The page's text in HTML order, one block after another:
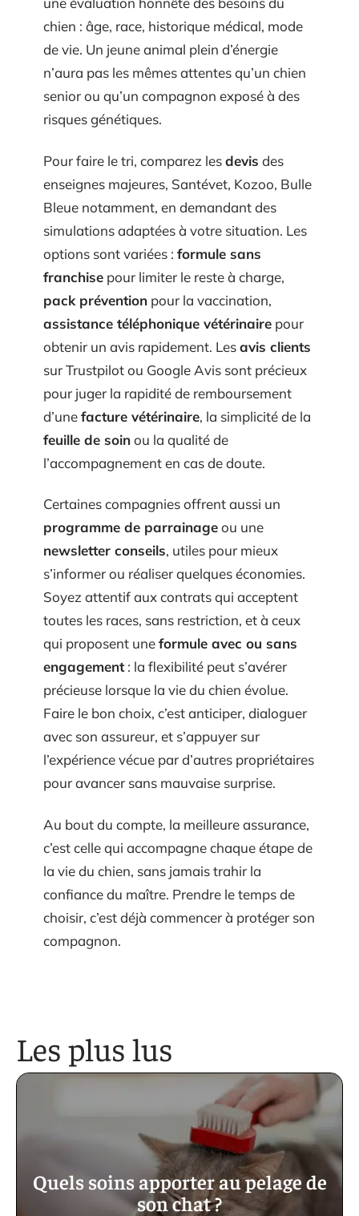
chien : âge, race, historique médical, mode
de vie. Un jeune animal plein d’énergie
n’aura pas les mêmes attentes qu’un chien
senior ou qu’un compagnon exposé à des
risques génétiques.
Pour faire le tri, comparez lesdevis des
enseignes majeures, Santévet, Kozoo, Bulle
Bleue notamment, en demandant des
simulations adaptées à votre situation. Les
options sont variées : formule sans
franchise pour limiter le reste à charge,
pack prévention pour la vaccination,
assistance téléphonique vétérinaire pour
obtenir un avis rapidement. Lesavis clients
sur Trustpilot ou Google Avis sont précieux
pour juger la rapidité de remboursement
d’unefacture vétérinaire, la simplicité de la
feuille de soinou la qualité de
l’accompagnement en cas de doute.
Certaines compagnies offrent aussi un
programme de parrainageou une
newsletter conseils, utiles pour mieux
s’informer ou réaliser quelques économies.
Soyez attentif aux contrats qui acceptent
toutes les races, sans restriction, et à ceux
qui proposent uneformule avec ou sans
engagement: la flexibilité peut s’avérer
précieuse lorsque la vie du chien évolue.
Faire le bon choix, c’est anticiper, dialoguer
avec son assureur, et s’appuyer sur
l’expérience vécue par d’autres propriétaires
pour avancer sans mauvaise surprise.
Au bout du compte, la meilleure assurance,
c’est celle qui accompagne chaque étape de
la vie du chien, sans jamais trahir la
confiance du maître. Prendre le temps de
choisir, c’est déjà commencer à protéger son
compagnon.
Les plus lus
Quels soins apporter au pelage de
son chat ?